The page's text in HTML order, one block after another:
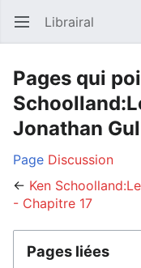
Ouvrir le menu principal Librairal
Pages qui
Jonathan
Page Discussion
← Ken
- Chapitre 17
Pages liées